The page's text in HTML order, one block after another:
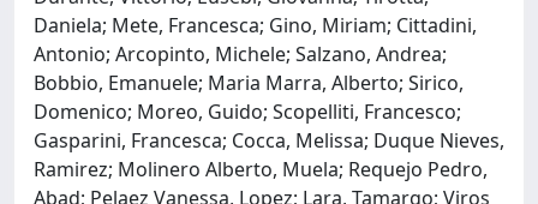
Daniela; Mete, Francesca; Gino, Miriam; Cittadini,
Antonio; Arcopinto, Michele; Salzano, Andrea;
Bobbio, Emanuele; Maria Marra, Alberto; Sirico,
Domenico; Moreo, Guido; Scopelliti, Francesco;
Gasparini, Francesca; Cocca, Melissa; Duque Nieves,
Ramirez; Molinero Alberto, Muela; Requejo Pedro,
Abad; Pelaez Vanessa, Lopez; Lara, Tamargo; Viros